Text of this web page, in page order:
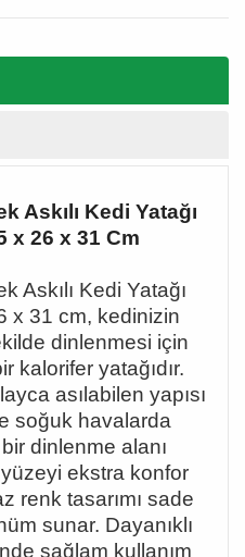
Askılı Kedi Yatağı
x 26 x 31 Cm
Askı ı Kedi Yatağı
x 31 cm, kedinizin
dinlenmesi için
kalorifer yatağıdır.
ası labilen yapısı
soğuk havalarda
dinlenme alanı
üzeyi ekstra konfor
renk tasarımı sade
üm sunar. Dayanıkl ı
sağ lam kullanım